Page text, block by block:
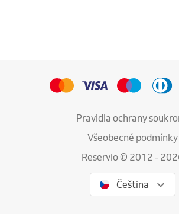
Pravidla ochrany
Všeobecné podmínky
Reservio © 2012 -
Čeština